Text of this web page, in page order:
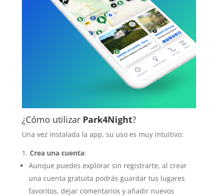
¿Cómo utilizar Park4Night?
Una vez instalada la app, su uso es muy intuitivo:
Crea una cuenta:
Aunque puedes explorar sin registrarte, al crear
una cuenta gratuita podrás guardar tus lugares
favoritos, dejar comentarios y añadir nuevos